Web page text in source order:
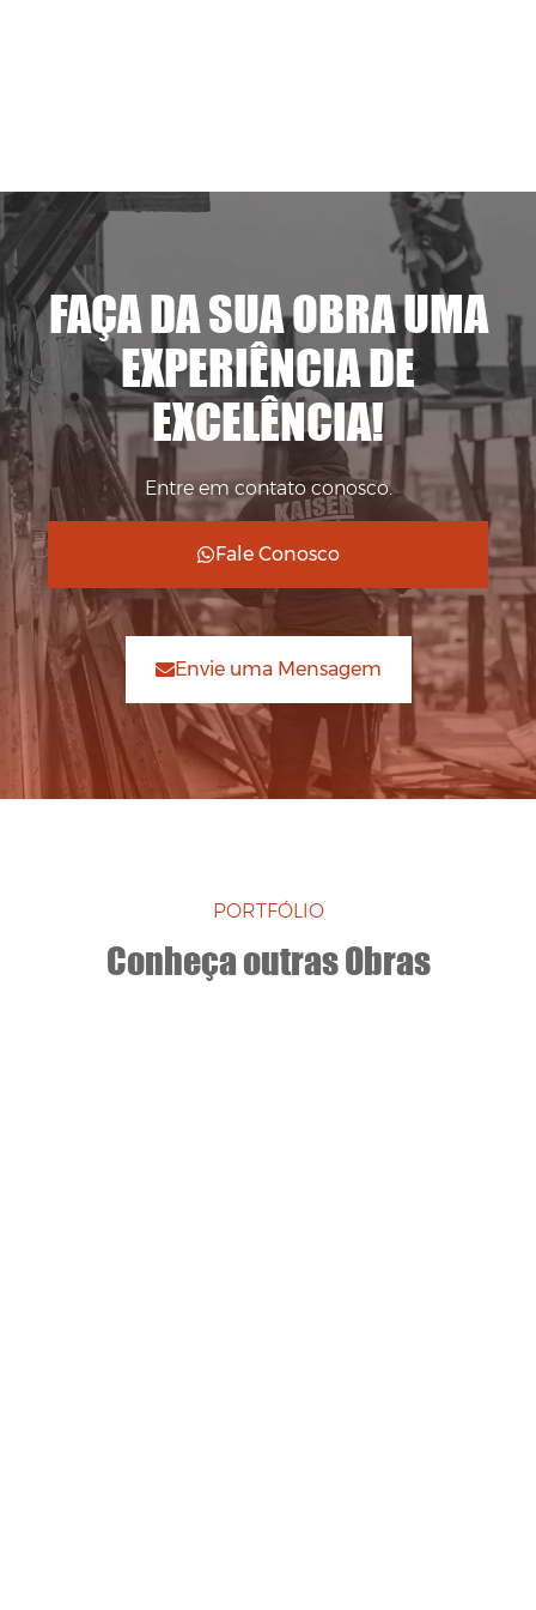
FAÇA DA SUA OBRA UMA
EXPERIÊNCIA DE
EXCELÊNCIA!
Entre em contato conosco.
Fale Conosco
Envie uma Mensagem
PORTFÓLIO
Conheça outras Obras